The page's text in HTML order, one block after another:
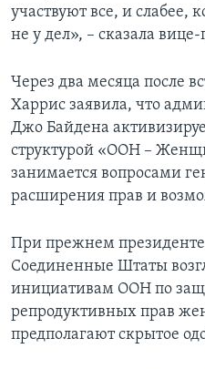
участвуют все, и слабее,
не у дел», – сказала
Через два месяца после
Харрис заявила, что
Джо Байдена
структурой «ООН –
занимается вопросами
расширения прав и
При прежнем
Соединенные Штаты
инициативам ООН по
репродуктивных прав
предполагают скрытое